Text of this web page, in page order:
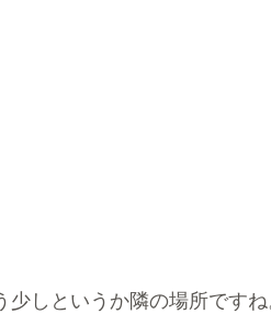
少しというか隣の場所です